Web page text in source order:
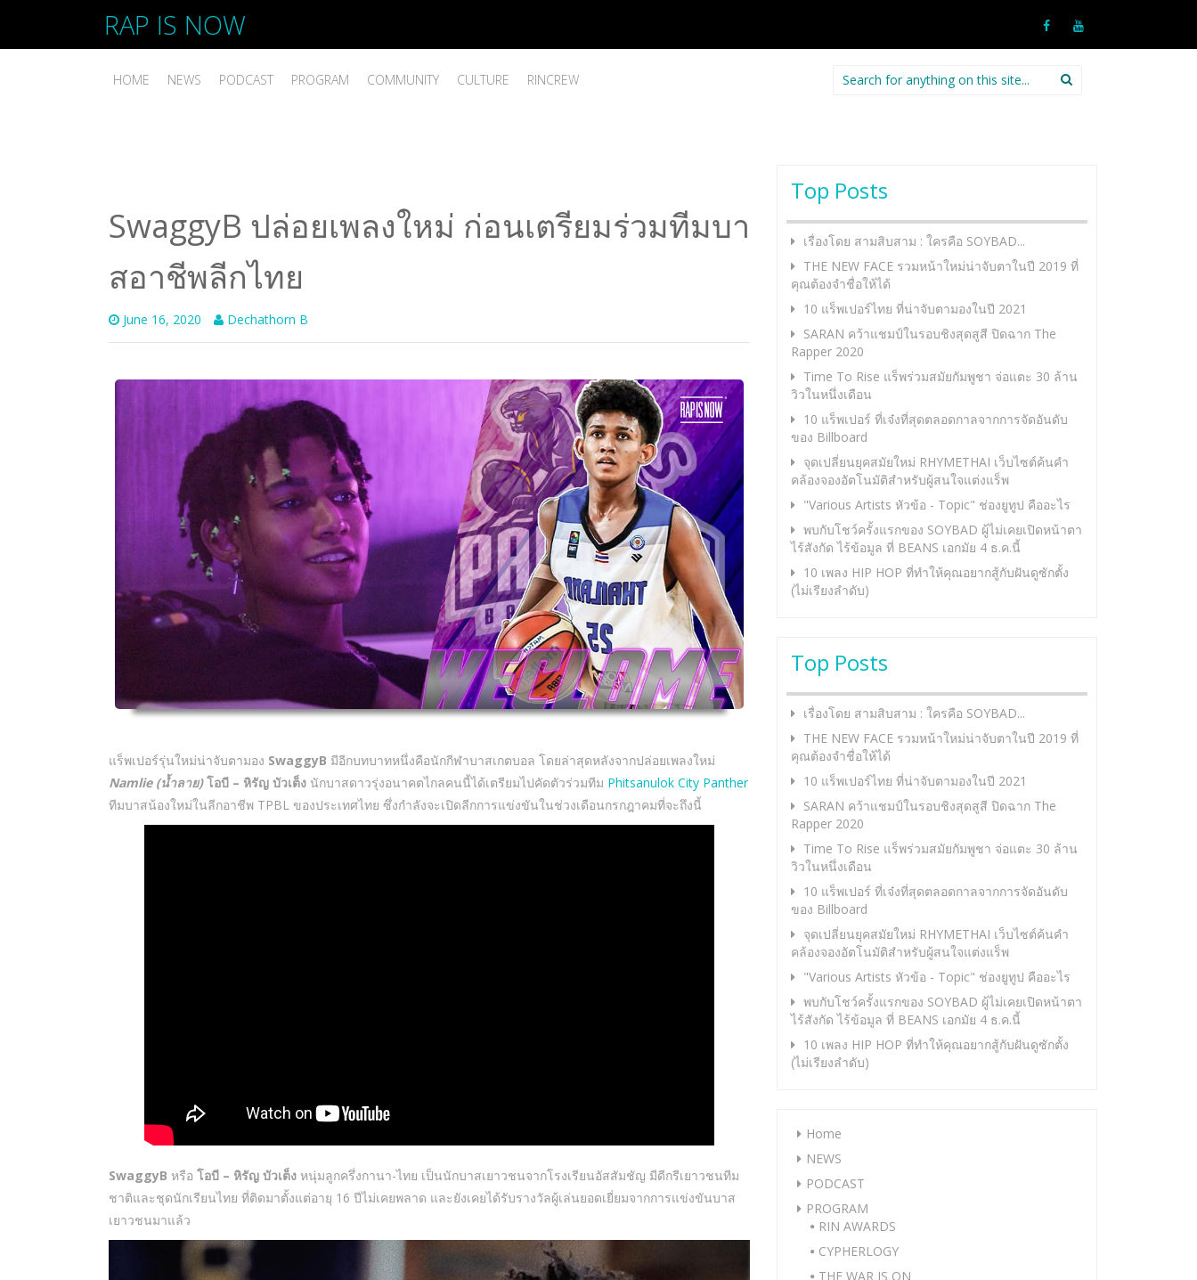
RAP IS NOW
HOME NEWS PODCAST PROGRAM COMMUNITY CULTURE RINCREW
Search
for:
SwaggyB ปล่อยเพลงใหม่ ก่อนเตรียมร่วมทีมบา
สอาชีพลีกไทย
June 16, 2020 Dechathorn B
แร็พเปอร์รุ่นใหม่น่าจับตามอง SwaggyB มีอีกบทบาทหนึ่งคือนักกีฬาบาสเกตบอล โดยล่าสุดหลังจากปล่อยเพลงใหม่
Namlie (น้ำลาย) โอบี – หิรัญ บัวเต็ง นักบาสดาวรุ่งอนาคตไกลคนนี้ได้เตรียมไปคัดตัวร่วมทีม Phitsanulok City Panther
ทีมบาสน้องใหม่ในลีกอาชีพ TPBL ของประเทศไทย ซึ่งกำลังจะเปิดลีกการแข่งขันในช่วงเดือนกรกฎาคมที่จะถึงนี้
SwaggyB หรือ โอบี – หิรัญ บัวเต็ง หนุ่มลูกครึ่งกานา-ไทย เป็นนักบาสเยาวชนจากโรงเรียนอัสสัมชัญ มีดีกรีเยาวชนทีม
ชาติและชุดนักเรียนไทย ที่ติดมาตั้งแต่อายุ 16 ปีไม่เคยพลาด และยังเคยได้รับรางวัลผู้เล่นยอดเยี่ยมจากการแข่งขันบาส
เยาวชนมาแล้ว
Top Posts
เรื่องโดย สามสิบสาม : ใครคือ SOYBAD...
THE NEW FACE รวมหน้าใหม่น่าจับตาในปี 2019 ที่
คุณต้องจำชื่อให้ได้
10 แร็พเปอร์ไทย ที่น่าจับตามองในปี 2021
SARAN คว้าแชมป์ในรอบชิงสุดสูสี ปิดฉาก The
Rapper 2020
Time To Rise แร็พร่วมสมัยกัมพูชา จ่อแตะ 30 ล้าน
วิวในหนึ่งเดือน
10 แร็พเปอร์ ที่เจ๋งที่สุดตลอดกาลจากการจัดอันดับ
ของ Billboard
จุดเปลี่ยนยุคสมัยใหม่ RHYMETHAI เว็บไซต์ค้นคำ
คล้องจองอัตโนมัติสำหรับผู้สนใจแต่งแร็พ
"Various Artists หัวข้อ - Topic" ช่องยูทูป คืออะไร
พบกับโชว์ครั้งแรกของ SOYBAD ผู้ไม่เคยเปิดหน้าตา
ไร้สังกัด ไร้ข้อมูล ที่ BEANS เอกมัย 4 ธ.ค.นี้
10 เพลง HIP HOP ที่ทำให้คุณอยากสู้กับฝันดูซักตั้ง
(ไม่เรียงลำดับ)
Top Posts
เรื่องโดย สามสิบสาม : ใครคือ SOYBAD...
THE NEW FACE รวมหน้าใหม่น่าจับตาในปี 2019 ที่
คุณต้องจำชื่อให้ได้
10 แร็พเปอร์ไทย ที่น่าจับตามองในปี 2021
SARAN คว้าแชมป์ในรอบชิงสุดสูสี ปิดฉาก The
Rapper 2020
Time To Rise แร็พร่วมสมัยกัมพูชา จ่อแตะ 30 ล้าน
วิวในหนึ่งเดือน
10 แร็พเปอร์ ที่เจ๋งที่สุดตลอดกาลจากการจัดอันดับ
ของ Billboard
จุดเปลี่ยนยุคสมัยใหม่ RHYMETHAI เว็บไซต์ค้นคำ
คล้องจองอัตโนมัติสำหรับผู้สนใจแต่งแร็พ
"Various Artists หัวข้อ - Topic" ช่องยูทูป คืออะไร
พบกับโชว์ครั้งแรกของ SOYBAD ผู้ไม่เคยเปิดหน้าตา
ไร้สังกัด ไร้ข้อมูล ที่ BEANS เอกมัย 4 ธ.ค.นี้
10 เพลง HIP HOP ที่ทำให้คุณอยากสู้กับฝันดูซักตั้ง
(ไม่เรียงลำดับ)
Home
NEWS
PODCAST
PROGRAM
RIN AWARDS
CYPHERLOGY
THE WAR IS ON